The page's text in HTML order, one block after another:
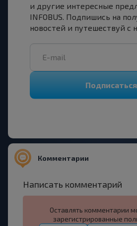
и другие интересные
INFOBUS. Подпишись на
новостей и путешествуй с
Подписаться
Комментарии
Написать комментарий
Оставлять комментарии
зарегистрированные